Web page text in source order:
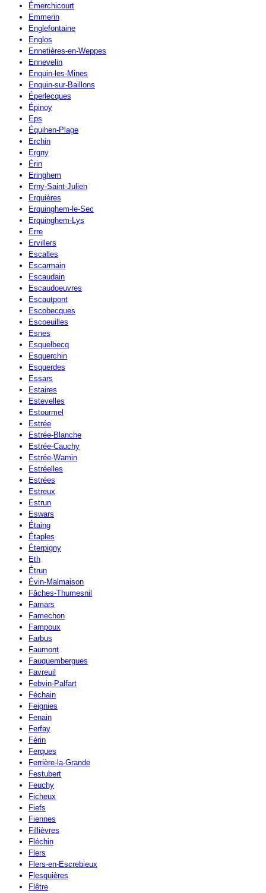
Émerchicourt
Emmerin
Englefontaine
Englos
Ennetières-en-Weppes
Ennevelin
Enquin-les-Mines
Enquin-sur-Baillons
Éperlecques
Épinoy
Eps
Équihen-Plage
Erchin
Ergny
Érin
Eringhem
Erny-Saint-Julien
Erquières
Erquinghem-le-Sec
Erquinghem-Lys
Erre
Ervillers
Escalles
Escarmain
Escaudain
Escaudoeuvres
Escautpont
Escobecques
Escoeuilles
Esnes
Esquelbecq
Esquerchin
Esquerdes
Essars
Estaires
Estevelles
Estourmel
Estrée
Estrée-Blanche
Estrée-Cauchy
Estrée-Wamin
Estréelles
Estrées
Estreux
Estrun
Eswars
Étaing
Étaples
Éterpigny
Eth
Étrun
Évin-Malmaison
Fâches-Thumesnil
Famars
Famechon
Fampoux
Farbus
Faumont
Fauquembergues
Favreuil
Febvin-Palfart
Féchain
Feignies
Fenain
Ferfay
Férin
Ferques
Ferrière-la-Grande
Festubert
Feuchy
Ficheux
Fiefs
Fiennes
Fillièvres
Fléchin
Flers
Flers-en-Escrebieux
Flesquières
Flêtre